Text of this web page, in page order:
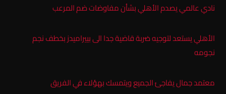
نادي عالمي يصدم الأهلي بشأن مفاوضات ضم المرعب
الأهلي يستعد لتوجيه ضربة قاضية جدا الى بييراميدز بخطف نجم
نجومه
معتمد جمال يفاجئ الجميع ويتمسك بهؤلاء في الفريق